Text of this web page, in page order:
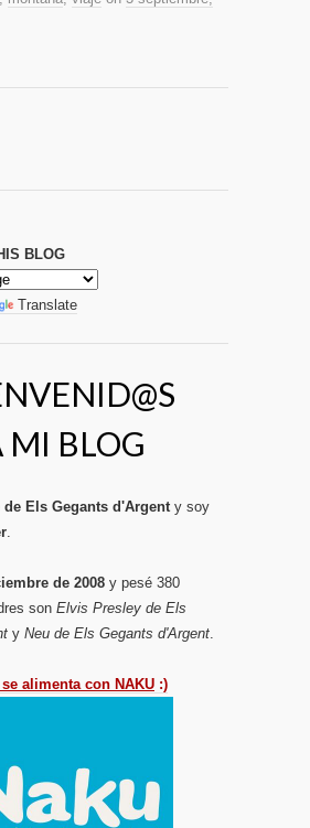
BLOG
Translate
MI BLOG
de Els Gegants d'Argenty soy
.
de 2008 y pesé 380
son Elvis Presley de Els
y Neu de Els Gegants d'Argent.
alimenta con NAKU :)